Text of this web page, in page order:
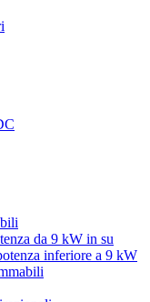
da 9 kW in su
inferiore a 9 kW